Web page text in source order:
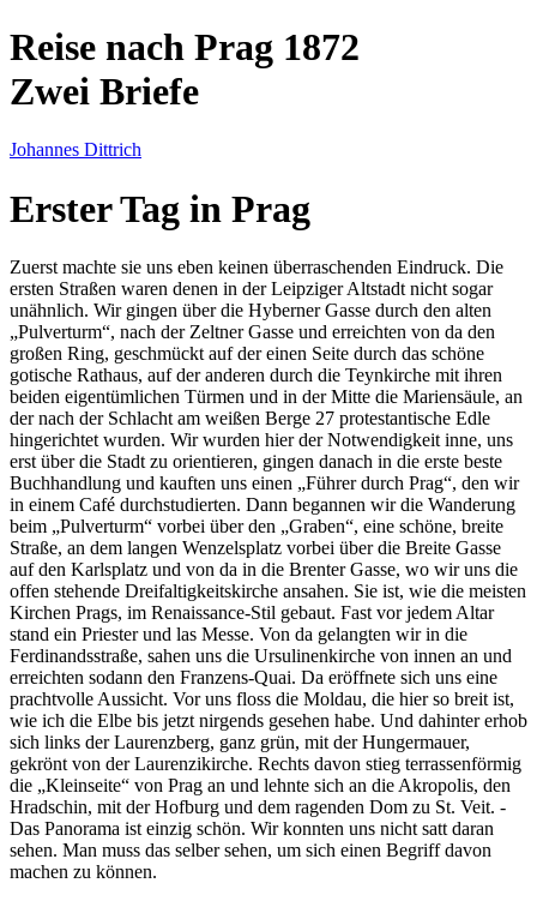
Reise nach Prag 1872
Zwei Briefe
Johannes Dittrich
Erster Tag in Prag
Zuerst machte sie uns eben keinen überraschenden Eindruck. Die
ersten Straßen waren denen in der Leipziger Altstadt nicht sogar
unähnlich. Wir gingen über die Hyberner Gasse durch den alten
Pulverturm , nach der Zeltner Gasse und erreichten von da den
großen Ring, geschmückt auf der einen Seite durch das schöne
gotische Rathaus, auf der anderen durch die Teynkirche mit ihren
beiden eigentümlichen Türmen und in der Mitte die Mariensäule, an
der nach der Schlacht am weißen Berge 27 protestantische Edle
hingerichtet wurden. Wir wurden hier der Notwendigkeit inne, uns
erst über die Stadt zu orientieren, gingen danach in die erste beste
Buchhandlung und kauften uns einen
Führer durch Prag , den wir
in einem Café durchstudierten. Dann begannen wir die Wanderung
beim
Pulverturm vorbei über den Graben , eine schöne, breite
Straße, an dem langen Wenzelsplatz vorbei über die Breite Gasse
auf den Karlsplatz und von da in die Brenter Gasse, wo wir uns die
offen stehende Dreifaltigkeitskirche ansahen. Sie ist, wie die meisten
Kirchen Prags, im Renaissance-Stil gebaut. Fast vor jedem Altar
stand ein Priester und las Messe. Von da gelangten wir in die
Ferdinandsstraße, sahen uns die Ursulinenkirche von innen an und
erreichten sodann den Franzens-Quai. Da eröffnete sich uns eine
prachtvolle Aussicht. Vor uns floss die Moldau, die hier so breit ist,
wie ich die Elbe bis jetzt nirgends gesehen habe. Und dahinter erhob
sich links der Laurenzberg, ganz grün, mit der Hungermauer,
gekrönt von der Laurenzikirche. Rechts davon stieg terrassenförmig
die
Kleinseite
von Prag an und lehnte sich an die Akropolis, den
Hradschin, mit der Hofburg und dem ragenden Dom zu St. Veit. -
Das Panorama ist einzig schön. Wir konnten uns nicht satt daran
sehen. Man muss das selber sehen, um sich einen Begriff davon
machen zu können.